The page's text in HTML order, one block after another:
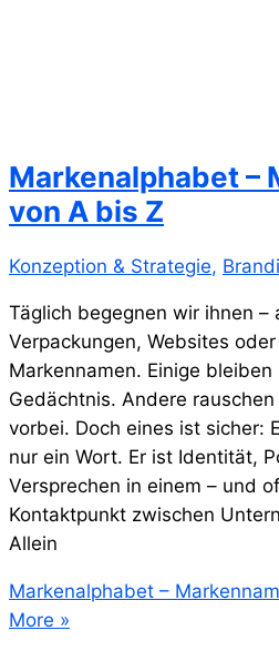
Markenalphabet –
von A bis Z
Konzeption & Strategie,
Täglich begegnen wir ihnen –
Verpackungen, Websites
Markennamen. Einige
Gedächtnis. Andere
vorbei. Doch eines ist sicher:
nur ein Wort. Er ist Identität,
Versprechen in einem – und
Kontaktpunkt zwischen
Allein
Markenalphabet –
More »